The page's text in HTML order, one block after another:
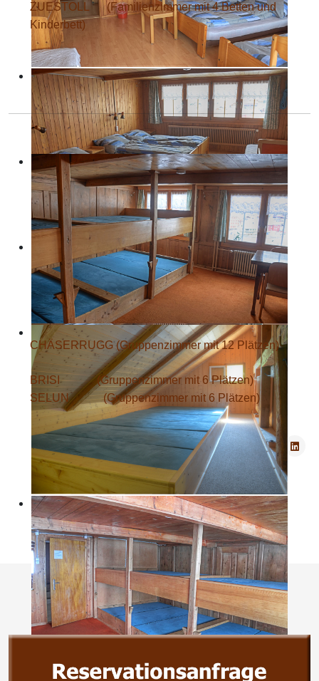
ZUESTOLL(Familienzimmer mit 4 Betten und
Kinderbett)
CHÄSERRUGG(Gruppenzimmer mit 12 Plätzen)
BRISI (Gruppenzimmer mit 6 Plätzen)
SELUN(Gruppenzimmer mit 6 Plätzen)